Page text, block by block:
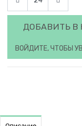
ДОБАВИТЬ В
ВОЙДИТЕ, ЧТОБЫ